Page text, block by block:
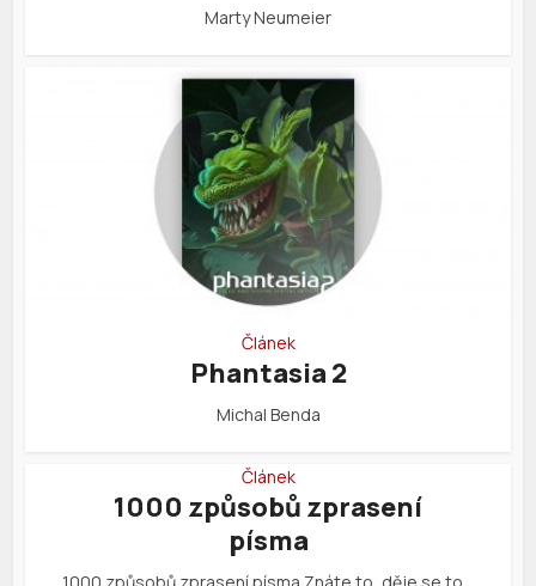
Marty Neumeier
Článek
Phantasia 2
Michal Benda
Článek
1000 způsobů zprasení
písma